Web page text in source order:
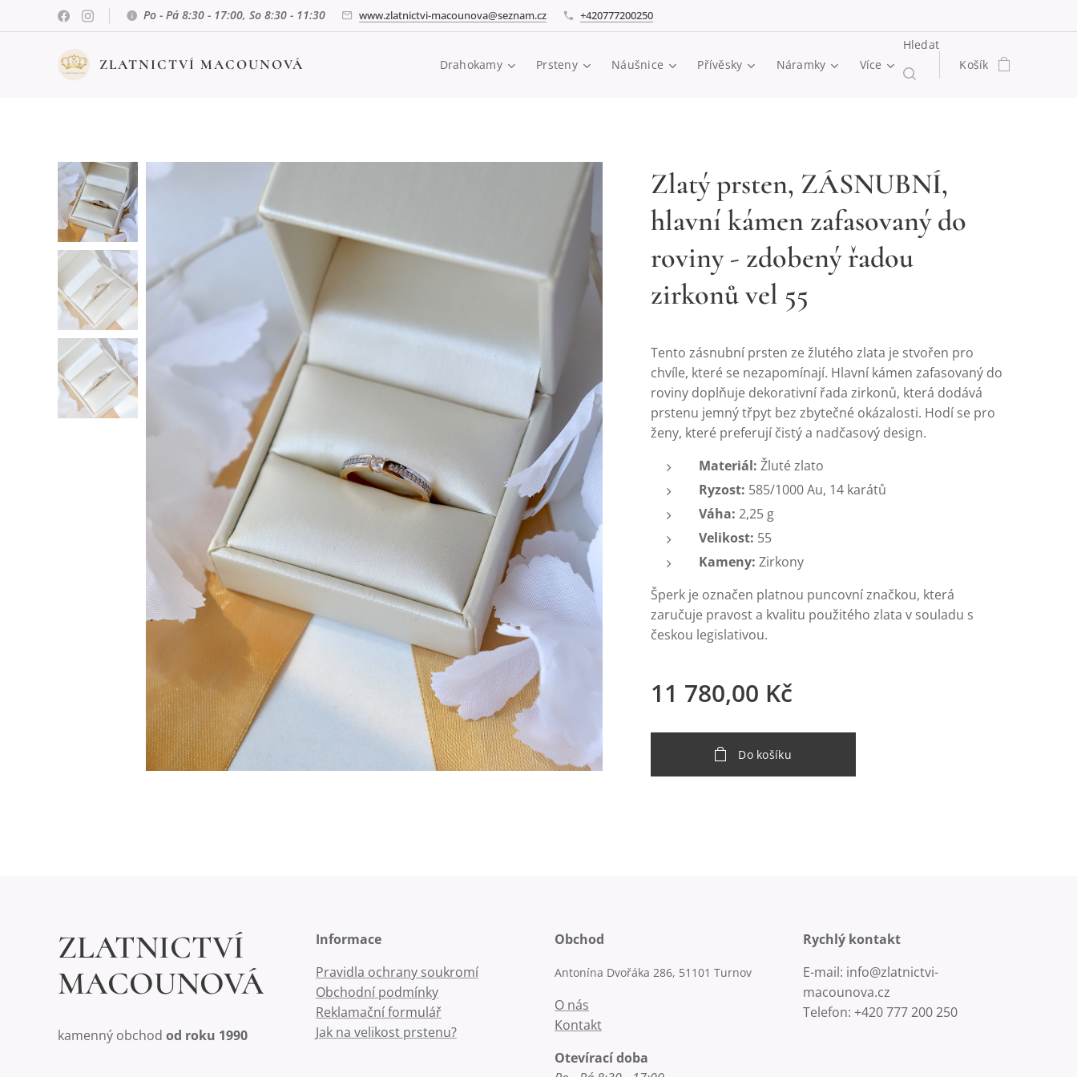
Po - Pá 8:30 - 17:00, So 8:30 - 11:30 www.zlatnictvi-macounova@seznam.cz +420777200250
ZLATNICTVÍ MACOUNOVÁ Drahokamy Prsteny Náušnice Přívěsky Náramky Více
Hledat
Košík
Zlatý prsten, ZÁSNUBNÍ,
hlavní kámen zafasovaný do
roviny - zdobený řadou
zirkonů vel 55
Tento zásnubní prsten ze žlutého zlata je stvořen pro
chvíle, které se nezapomínají. Hlavní kámen zafasovaný do
roviny doplňuje dekorativní řada zirkonů, která dodává
prstenu jemný třpyt bez zbytečné okázalosti. Hodí se pro
ženy, které preferují čistý a nadčasový design.
Materiál: Žluté zlato
Ryzost: 585/1000 Au, 14 karátů
Váha: 2,25 g
Velikost: 55
Kameny: Zirkony
Šperk je označen platnou puncovní značkou, která
zaručuje pravost a kvalitu použitého zlata v souladu s
českou legislativou.
11 780,00 Kč
Do košíku
ZLATNICTVÍ
MACOUNOVÁ
kamenný obchod od roku 1990
Informace
Pravidla ochrany soukromí
Obchodní podmínky
Reklamační formulář
Jak na velikost prstenu?
Obchod
Antonína Dvořáka 286, 51101 Turnov
O nás
Kontakt
Otevírací doba
Rychlý kontakt
E-mail: info@zlatnictvi-
macounova.cz
Telefon: +420 777 200 250